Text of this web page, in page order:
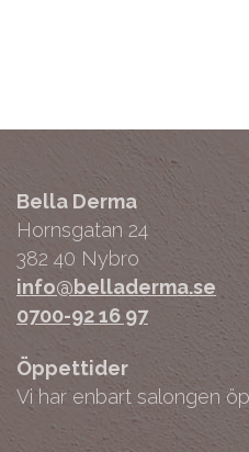
Bella Derma
Hornsgatan 24
382 40 Nybro
info@belladerma.se
0700-92 16 97
Öppettider
Vi har enbart salongen